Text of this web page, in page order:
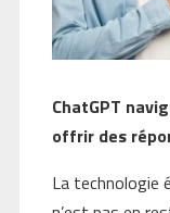
ChatGPT
offrir des
La technologie